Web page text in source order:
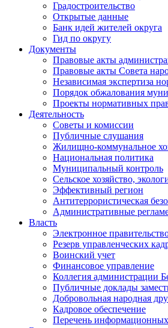
Градостроительство
Открытые данные
Банк идей жителей округа
Гид по округу
Документы
Правовые акты
Правовые акты Совета
Независимая экспертиза
Порядок обжалования
Проекты нормативных
Деятельность
Советы и комиссии
Публичные слушания
Жилищно-коммунальное
Национальная политика
Муниципальный контроль
Сельское хозяйство,
Эффективный регион
Антитеррористическая
Административные
Власть
Электронное
Резерв управленческих
Воинский учет
Финансовое управление
Коллегия администрации
Публичные доклады
Добровольная народная
Кадровое обеспечение
Перечень информационных